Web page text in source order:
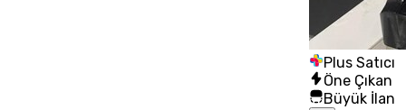
Plus Satıcı
Öne Çıkan
Büyük İlan